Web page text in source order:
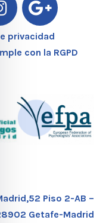
privacidad
con la RGPD
Piso 2-AB –
Getafe-Madrid